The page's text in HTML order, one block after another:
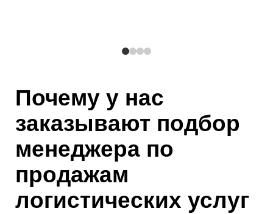
Почему у нас
заказывают подбор
менеджера по
продажам
логистических услуг